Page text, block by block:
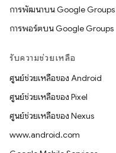
การพัฒนาบน Google Groups
การพอร์ตบน Google Groups
รับความช่วยเหลือ
ศูนย์ช่วยเหลือของ Android
ศูนย์ช่วยเหลือของ Pixel
ศูนย์ช่วยเหลือของ Nexus
www.android.com